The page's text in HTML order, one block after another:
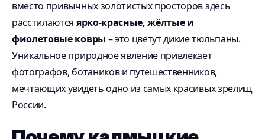
вместо привычных золотистых просторов здесь
расстилаются ярко-красные, жёлтые и
фиолетовые ковры – это цветут дикие тюльпаны.
Уникальное природное явление привлекает
фотографов, ботаников и путешественников,
мечтающих увидеть одно из самых красивых зрелищ
России.